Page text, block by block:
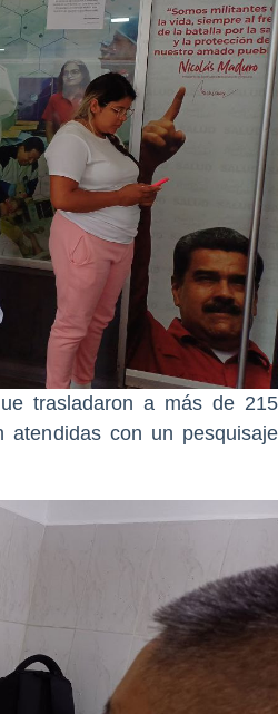
trasladaron a más de 215
atendidas con un pesquisaje